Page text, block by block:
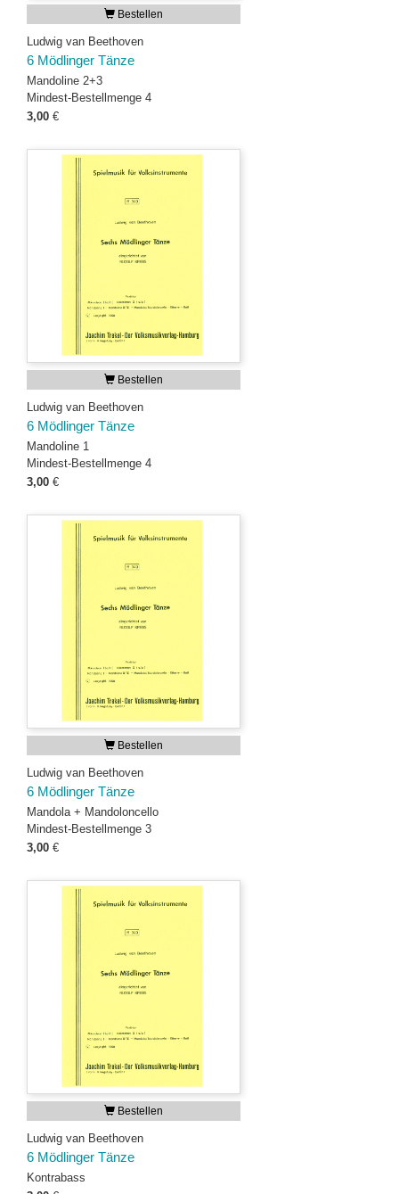
Bestellen
Ludwig van Beethoven
6 Mödlinger Tänze
Mandoline 2+3
Mindest-Bestellmenge 4
3,00 €
Bestellen
Ludwig van Beethoven
6 Mödlinger Tänze
Mandoline 1
Mindest-Bestellmenge 4
3,00 €
Bestellen
Ludwig van Beethoven
6 Mödlinger Tänze
Mandola + Mandoloncello
Mindest-Bestellmenge 3
3,00 €
Bestellen
Ludwig van Beethoven
6 Mödlinger Tänze
Kontrabass